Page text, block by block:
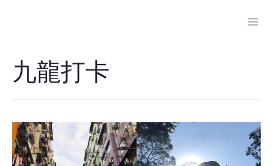
九龍打卡